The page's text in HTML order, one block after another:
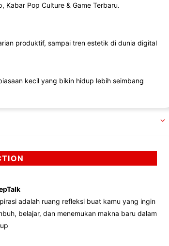
Kabar Pop Culture & Game Terbaru.
produktif, sampai tren estetik di dunia digital
kecil yang bikin hidup lebih seimbang
adalah ruang refleksi buat kamu yang ingin
belajar, dan menemukan makna baru dalam